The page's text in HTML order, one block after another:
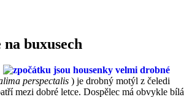
buxusech
perspectalis ) je drobný motýl z čeledi
mezi dobré letce. Dospělec má obvykle bílá